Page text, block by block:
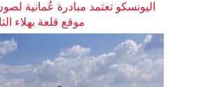
اليونسكو تعتمد مبادرة عُمانية
موقع قلعة بهلاء